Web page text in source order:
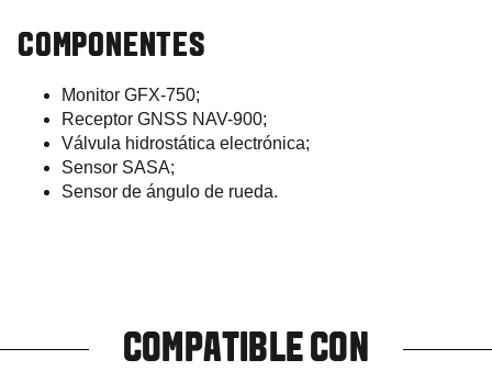
COMPONENTES
Monitor GFX-750;
Receptor GNSS NAV-900;
Válvula hidrostática electrónica;
Sensor SASA;
Sensor de ángulo de rueda.
COMPATIBLE CON